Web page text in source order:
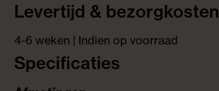
Levertijd & bezorgkosten
4-6 weken | Indien op voorraad
Specificaties